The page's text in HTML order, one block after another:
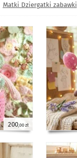
Matki Dziergatki zabawki
200,00 zł